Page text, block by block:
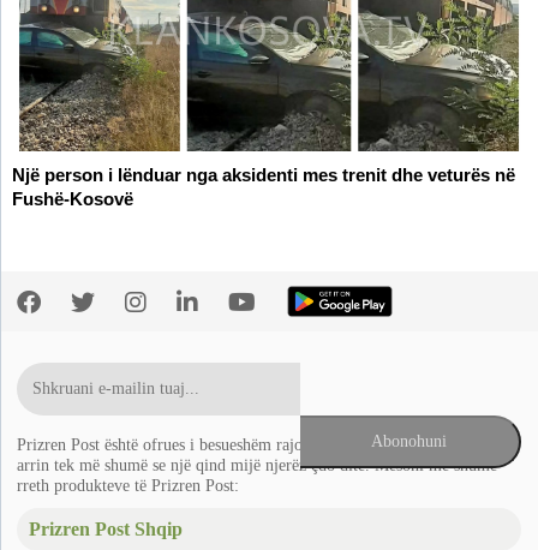
Një person i lënduar nga aksidenti mes trenit dhe veturës në
Fushë-Kosovë
Prizren Post është ofrues i besueshëm rajonal i lajmeve në Ballkan që
arrin tek më shumë se një qind mijë njerëz çdo ditë. Mësoni më shumë
rreth produkteve të Prizren Post:
Prizren Post Shqip